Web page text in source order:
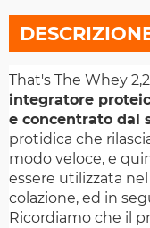
That's The Whey
integratore
e concentrato dal
protidica che
modo veloce, e
essere utilizzata
colazione, ed in
Ricordiamo che il